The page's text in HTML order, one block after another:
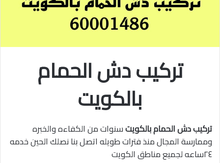
تركيب دش الحمام
بالكويت
تركيب دش الحمام بالكويتسنوات من الكفاءه والخبره
وممارسة المجال منذ فترات طويله اتصل بنا نصلك الحين خدمه
٢٤ساعه لجميع مناطق الكويت